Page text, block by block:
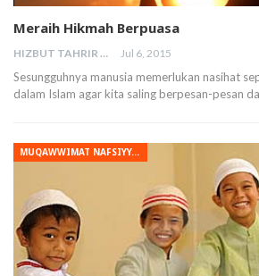
Meraih Hikmah Berpuasa
HIZBUT TAHRIR MALAYSIA Jul 6, 2015
Sesungguhnya manusia memerlukan nasihat
dalam Islam agar kita saling berpesan-pesan
MUQAWWIMAT NAFSIYYAH